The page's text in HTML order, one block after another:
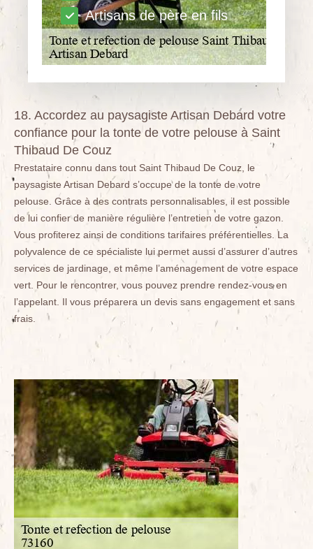
Artisans de père en fils
18. Accordez au paysagiste Artisan Debard votre
confiance pour la tonte de votre pelouse à Saint
Thibaud De Couz
Prestataire connu dans tout Saint Thibaud De Couz, le
paysagiste Artisan Debard s’occupe de la tonte de votre
pelouse. Grâce à des contrats personnalisables, il est possible
de lui confier de manière régulière l’entretien de votre gazon.
Vous profiterez ainsi de conditions tarifaires préférentielles. La
polyvalence de ce spécialiste lui permet aussi d’assurer d’autres
services de jardinage, et même l’aménagement de votre espace
vert. Pour le rencontrer, vous pouvez prendre rendez-vous en
l’appelant. Il vous préparera un devis sans engagement et sans
frais.